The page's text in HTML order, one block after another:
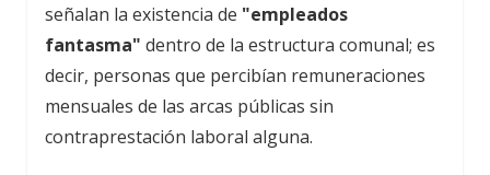
señalan la existencia de "empleados
fantasma" dentro de la estructura comunal; es
decir, personas que percibían remuneraciones
mensuales de las arcas públicas sin
contraprestación laboral alguna.